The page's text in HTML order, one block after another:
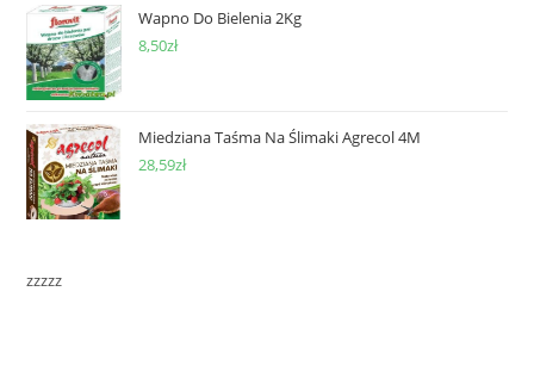
Wapno Do Bielenia 2Kg
8,50zł
Miedziana Taśma Na Ślimaki Agrecol 4M
28,59zł
zzzzz